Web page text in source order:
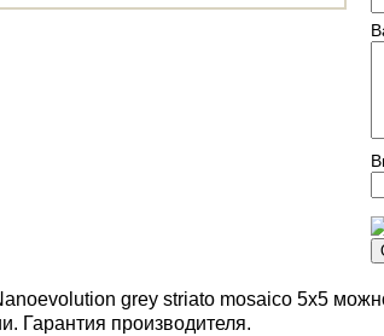
grey striato mosaico 5x5
Гарантия производителя.